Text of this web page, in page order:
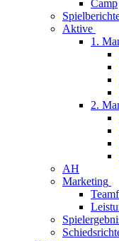
Camp
Aktive
1.
2.
AH
Marketing